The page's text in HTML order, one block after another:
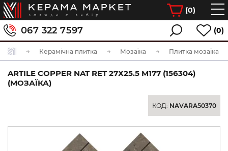
(0)
067 322 7597 (0)
Керамічна плитка Мозаїка Плитка мозаїка
ARTILE COPPER NAT RET 27Х25.5 M177 (156304)
(МОЗАЇКА)
КОД: NAVARA50370